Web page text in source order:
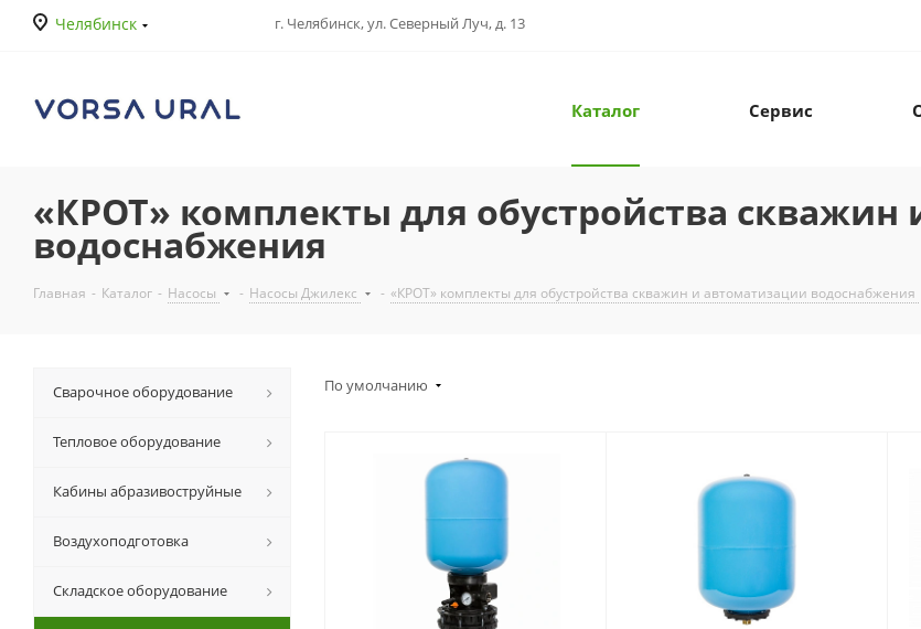
Челябинск г. Челябинск, ул. Северный Луч, д. 13
Каталог Сервис
«КРОТ» комплекты для обустройства скважин
водоснабжения
Главная - Каталог - Насосы - Насосы Джилекс - «КРОТ» комплекты для обустройства скважин и автоматизации водоснабжения
По умолчанию
Сварочное оборудование
Тепловое оборудование
Кабины абразивоструйные
Воздухоподготовка
Складское оборудование